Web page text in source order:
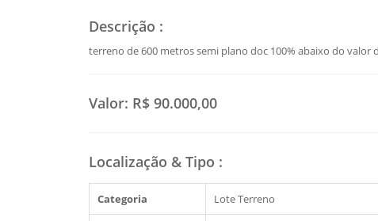
Descrição :
terreno de 600 metros semi plano doc 100% abaixo do valor
Valor: R$ 90.000,00
Localização & Tipo :
Categoria Lote Terreno